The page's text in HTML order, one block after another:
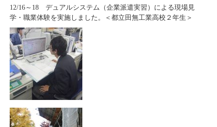
12/16～18 デュアルシステム（企業派遣実習）による現場見
学・職業体験を実施しました。＜都立田無工業高校２年生＞